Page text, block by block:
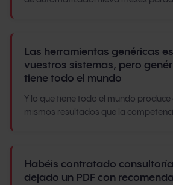
Las herramientas genéricas
vuestros sistemas, pero
tiene todo el mundo
Y lo que tiene todo el mundo
mismos resultados que la
Habéis contratado
dejado un PDF con